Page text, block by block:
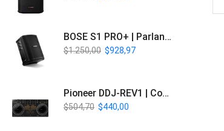
BOSE S1 PRO+ | Parlante Profesional PA Inalámbrico
$1.250,00 $928,97
Pioneer DDJ-REV1 | Controlador DJ de 2 canales estilo Scratch
$504,70 $440,00